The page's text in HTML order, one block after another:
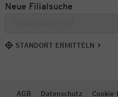
Neue Filialsuche
STANDORT ERMITTELN
AGB Datenschutz